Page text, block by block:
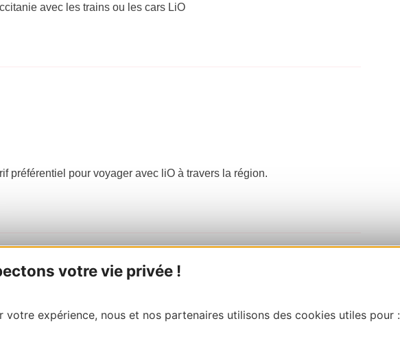
votre vie privée !
votre expérience, nous et nos partenaires utilisons des cookies utiles pour :
avec les trains ou les cars LiO
préférentiel pour voyager avec liO à travers la région.